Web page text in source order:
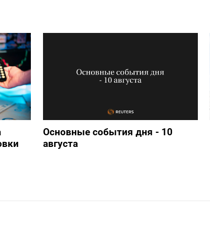
Основные события дня - 10
августа